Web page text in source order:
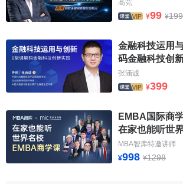
（三）创新基金重点支持的对象
（1）相关高新技术领域中自主创新性
具有竞争力、市场前景好、在经济结构调
用、具有自主知识产权的研究开发项目；
大科技专项相关成果的产业化项目，以及
传统产业的项目；
（3）人才密集、技术关联性强、附加
高竞
¥99 ¥199
金融科技运用
码金融科技创
张涵诚
¥399
EMBA国际商
在家也能听世
课
MBA智库特邀讲师
¥998 ¥1298